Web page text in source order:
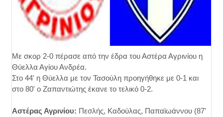
Με σκορ 2-0 πέρασε από την έδρα του Αστέρα Αγρινίου η
Θύελλα Αγίου Ανδρέα.
Στο 44' η Θύελλα με τον Τασούλη προηγήθηκε με 0-1 και
στο 80' ο Ζαπαντιώτης έκανε το τελικό 0-2.
Αστέρας Αγρινίου: Πεσλής, Καδούλας, Παπαϊωάννου (87'